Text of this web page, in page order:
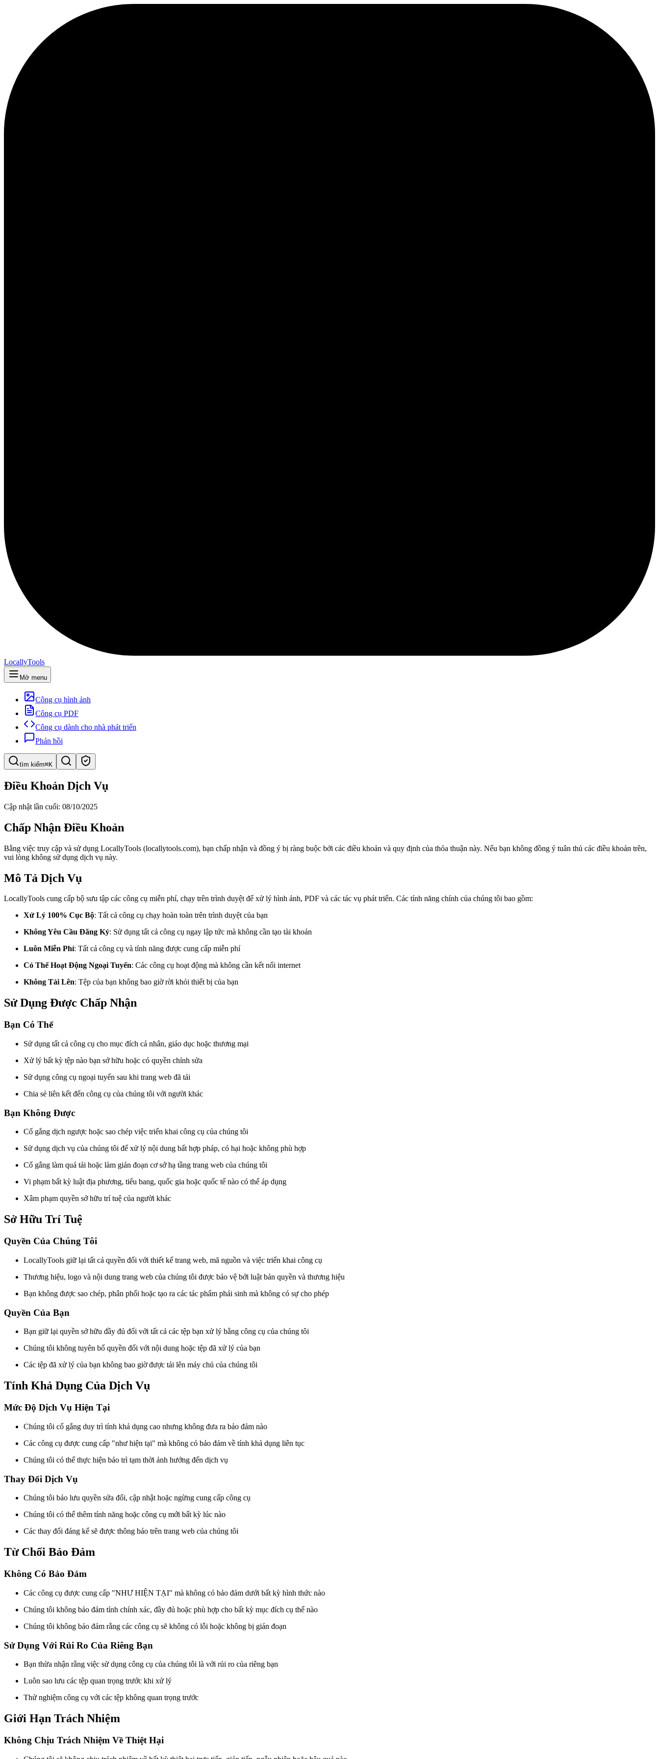
LocallyTools
Mở menu
Công cụ hình ảnh
Công cụ PDF
Công cụ dành cho nhà phát triển
Phản hồi
tìm kiếm⌘K
Tìm công cụ
Tìm kiếm nhanh công cụ
Điều Khoản Dịch Vụ
Cập nhật lần cuối: 08/10/2025
Chấp Nhận Điều Khoản
Bằng việc truy cập và sử dụng LocallyTools (locallytools.com), bạn chấp nhận và đồng ý bị ràng buộc bởi các điều khoản và quy định của thỏa thuận này. Nếu bạn không đồng ý tuân thủ các điều khoản trên,
vui lòng không sử dụng dịch vụ này.
Mô Tả Dịch Vụ
LocallyTools cung cấp bộ sưu tập các công cụ miễn phí, chạy trên trình duyệt để xử lý hình ảnh, PDF và các tác vụ phát triển. Các tính năng chính của chúng tôi bao gồm:
Xử Lý 100% Cục Bộ: Tất cả công cụ chạy hoàn toàn trên trình duyệt của bạn
Không Yêu Cầu Đăng Ký: Sử dụng tất cả công cụ ngay lập tức mà không cần tạo tài khoản
Luôn Miễn Phí: Tất cả công cụ và tính năng được cung cấp miễn phí
Có Thể Hoạt Động Ngoại Tuyến: Các công cụ hoạt động mà không cần kết nối internet
Không Tải Lên: Tệp của bạn không bao giờ rời khỏi thiết bị của bạn
Sử Dụng Được Chấp Nhận
Bạn Có Thể
Sử dụng tất cả công cụ cho mục đích cá nhân, giáo dục hoặc thương mại
Xử lý bất kỳ tệp nào bạn sở hữu hoặc có quyền chỉnh sửa
Sử dụng công cụ ngoại tuyến sau khi trang web đã tải
Chia sẻ liên kết đến công cụ của chúng tôi với người khác
Bạn Không Được
Cố gắng dịch ngược hoặc sao chép việc triển khai công cụ của chúng tôi
Sử dụng dịch vụ của chúng tôi để xử lý nội dung bất hợp pháp, có hại hoặc không phù hợp
Cố gắng làm quá tải hoặc làm gián đoạn cơ sở hạ tầng trang web của chúng tôi
Vi phạm bất kỳ luật địa phương, tiểu bang, quốc gia hoặc quốc tế nào có thể áp dụng
Xâm phạm quyền sở hữu trí tuệ của người khác
Sở Hữu Trí Tuệ
Quyền Của Chúng Tôi
LocallyTools giữ lại tất cả quyền đối với thiết kế trang web, mã nguồn và việc triển khai công cụ
Thương hiệu, logo và nội dung trang web của chúng tôi được bảo vệ bởi luật bản quyền và thương hiệu
Bạn không được sao chép, phân phối hoặc tạo ra các tác phẩm phái sinh mà không có sự cho phép
Quyền Của Bạn
Bạn giữ lại quyền sở hữu đầy đủ đối với tất cả các tệp bạn xử lý bằng công cụ của chúng tôi
Chúng tôi không tuyên bố quyền đối với nội dung hoặc tệp đã xử lý của bạn
Các tệp đã xử lý của bạn không bao giờ được tải lên máy chủ của chúng tôi
Tính Khả Dụng Của Dịch Vụ
Mức Độ Dịch Vụ Hiện Tại
Chúng tôi cố gắng duy trì tính khả dụng cao nhưng không đưa ra bảo đảm nào
Các công cụ được cung cấp "như hiện tại" mà không có bảo đảm về tính khả dụng liên tục
Chúng tôi có thể thực hiện bảo trì tạm thời ảnh hưởng đến dịch vụ
Thay Đổi Dịch Vụ
Chúng tôi bảo lưu quyền sửa đổi, cập nhật hoặc ngừng cung cấp công cụ
Chúng tôi có thể thêm tính năng hoặc công cụ mới bất kỳ lúc nào
Các thay đổi đáng kể sẽ được thông báo trên trang web của chúng tôi
Từ Chối Bảo Đảm
Không Có Bảo Đảm
Các công cụ được cung cấp "NHƯ HIỆN TẠI" mà không có bảo đảm dưới bất kỳ hình thức nào
Chúng tôi không bảo đảm tính chính xác, đầy đủ hoặc phù hợp cho bất kỳ mục đích cụ thể nào
Chúng tôi không bảo đảm rằng các công cụ sẽ không có lỗi hoặc không bị gián đoạn
Sử Dụng Với Rủi Ro Của Riêng Bạn
Bạn thừa nhận rằng việc sử dụng công cụ của chúng tôi là với rủi ro của riêng bạn
Luôn sao lưu các tệp quan trọng trước khi xử lý
Thử nghiệm công cụ với các tệp không quan trọng trước
Giới Hạn Trách Nhiệm
Không Chịu Trách Nhiệm Về Thiệt Hại